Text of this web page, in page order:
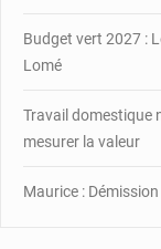
de
l’océan
Budget vert 2027 :
Lomé
Travail domestique
mesurer la valeur
Maurice :